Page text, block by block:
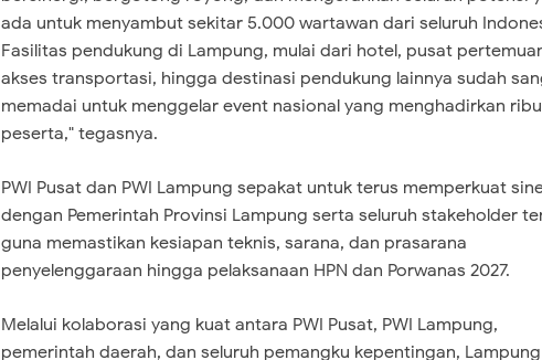
ada untuk menyambut sekitar 5.000 wartawan dari seluruh
Fasilitas pendukung di Lampung, mulai dari hotel, pusat
akses transportasi, hingga destinasi pendukung lainnya sudah
memadai untuk menggelar event nasional yang menghadirkan
peserta," tegasnya.
​PWI Pusat dan PWI Lampung sepakat untuk terus memperkuat
dengan Pemerintah Provinsi Lampung serta seluruh stakeholder
guna memastikan kesiapan teknis, sarana, dan prasarana
penyelenggaraan hingga pelaksanaan HPN dan Porwanas 2027.
​Melalui kolaborasi yang kuat antara PWI Pusat, PWI Lampung,
pemerintah daerah, dan seluruh pemangku kepentingan, Lampung